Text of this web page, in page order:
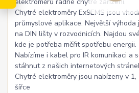
Chytré elektroměry Ex9EMS jsou
průmyslové aplikace. Největší výhoda
na DIN lišty v rozvodnicích. Najdou
kde je potřeba měřit spotřebu energii.
Nabízíme i kabel pro IR komunikaci a
stáhnut z našich internetových
Chytré elektroměry jsou nabízeny v
šířce